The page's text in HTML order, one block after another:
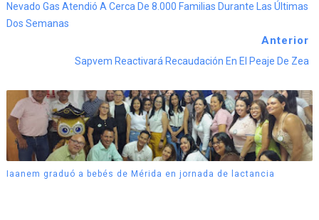
Nevado Gas Atendió A Cerca De 8.000 Familias Durante Las Últimas
Dos Semanas
Anterior
Sapvem Reactivará Recaudación En El Peaje De Zea
Iaanem graduó a bebés de Mérida en jornada de lactancia